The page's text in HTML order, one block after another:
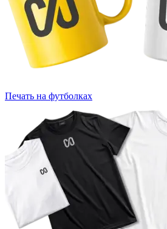
Печать на футболках